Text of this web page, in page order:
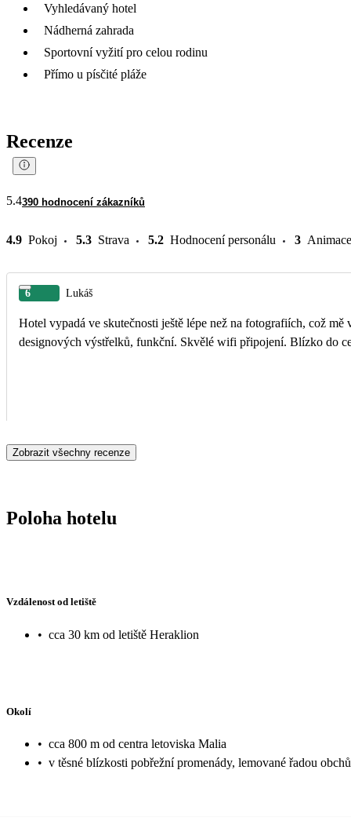
Vyhledávaný hotel
Nádherná zahrada
Sportovní vyžití pro celou rodinu
Přímo u písčité pláže
Recenze
5.4390 hodnocení zákazníků
4.9 Pokoj 5.3 Strava 5.2 Hodnocení personálu 3 Animace
6 Lukáš
Hotel vypadá ve skutečnosti ještě lépe než na fotografiích, což
designových výstřelků, funkční. Skvělé wifi připojení. Blízko do
Zobrazit všechny recenze
Poloha hotelu
Vzdálenost od letiště
• cca 30 km od letiště Heraklion
Okolí
• cca 800 m od centra letoviska Malia
• v těsné blízkosti pobřežní promenády, lemované řadou